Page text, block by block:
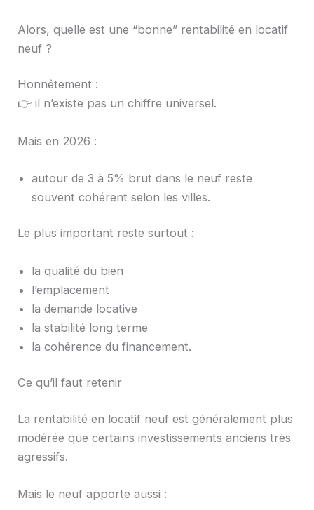
Alors, quelle est une “bonne” rentabilité en locatif
neuf ?
Honnêtement :
👉 il n’existe pas un chiffre universel.
Mais en 2026 :
autour de 3 à 5% brut dans le neuf reste
souvent cohérent selon les villes.
Le plus important reste surtout :
la qualité du bien
l’emplacement
la demande locative
la stabilité long terme
la cohérence du financement.
Ce qu’il faut retenir
La rentabilité en locatif neuf est généralement plus
modérée que certains investissements anciens très
agressifs.
Mais le neuf apporte aussi :